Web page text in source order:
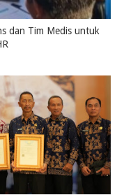
dan Tim Medis untuk